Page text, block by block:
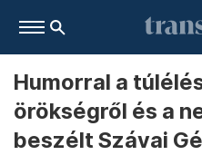
Humorral a
örökségről és a
beszélt Szávai